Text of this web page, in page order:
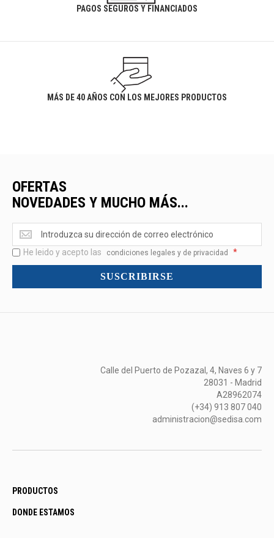
PAGOS SEGUROS Y FINANCIADOS
MÁS DE 40 AÑOS CON LOS MEJORES PRODUCTOS
OFERTAS
NOVEDADES Y MUCHO MÁS...
Ofertas
<br>Novedades
y
mucho
He leido y acepto las condiciones legales y de privacidad *
SUSCRIBIRSE
Calle del Puerto de Pozazal, 4, Naves 6 y 7
28031 - Madrid
A28962074
(+34) 913 807 040
administracion@sedisa.com
PRODUCTOS
DONDE ESTAMOS